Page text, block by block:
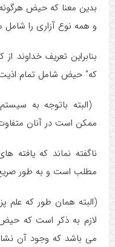
بدین معنا که حیض
و همه نوع آزاری را
بنابراین تعریف
که" حیض شامل تمام
(البته باتوجه به
ممکن است در آنان
ناگفته نماند که یافته
مطلب است و به طور
(البته همان طور که علم
لازم به ذکر است که
می باشد که وجود آن